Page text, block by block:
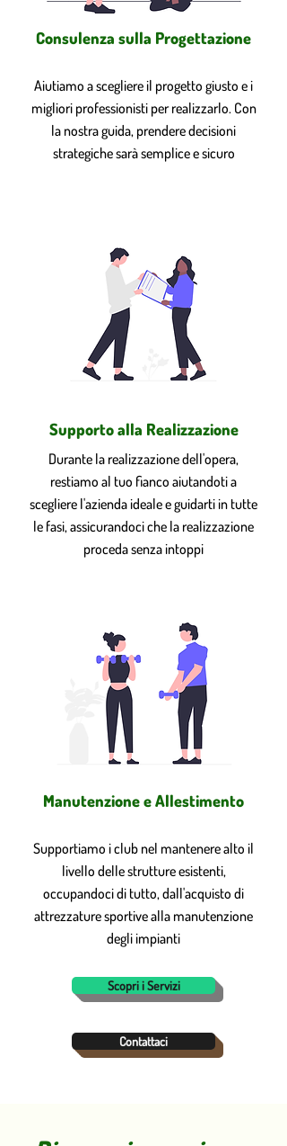
Consulenza sulla Progettazione
Aiutiamo a scegliere il progetto giusto e i
migliori professionisti per realizzarlo. Con
la nostra guida, prendere decisioni
strategiche sarà semplice e sicuro
Supporto alla Realizzazione
Durante la realizzazione dell'opera,
restiamo al tuo fianco aiutandoti a
scegliere l'azienda ideale e guidarti in tutte
le fasi, assicurandoci che la realizzazione
proceda senza intoppi
Manutenzione e Allestimento
Supportiamo i club nel mantenere alto il
livello delle strutture esistenti,
occupandoci di tutto, dall'acquisto di
attrezzature sportive alla manutenzione
degli impianti
Scopri i Servizi
Contattaci